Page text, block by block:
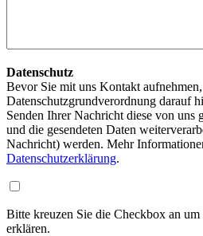
Datenschutz
Bevor Sie mit uns Kontakt
Datenschutzgrundverordnung darauf
Senden Ihrer Nachricht diese von uns
und die gesendeten Daten
Nachricht) werden. Mehr
Datenschutzerklärung.
Bitte kreuzen Sie die Checkbox an
erklären.